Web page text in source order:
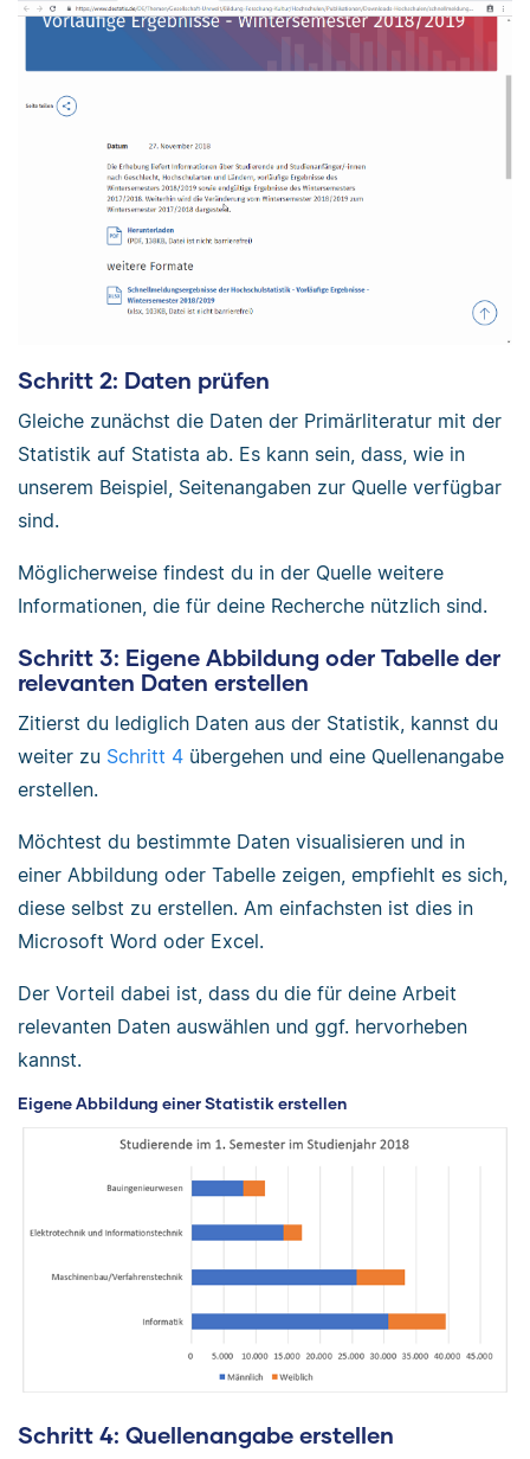
Schritt 2: Daten prüfen
Gleiche zunächst die Daten der Primärliteratur mit der
Statistik auf Statista ab. Es kann sein, dass, wie in
unserem Beispiel, Seitenangaben zur Quelle verfügbar
sind.
Möglicherweise findest du in der Quelle weitere
Informationen, die für deine Recherche nützlich sind.
Schritt 3: Eigene Abbildung oder Tabelle der
relevanten Daten erstellen
Zitierst du lediglich Daten aus der Statistik, kannst du
weiter zu Schritt 4 übergehen und eine Quellenangabe
erstellen.
Möchtest du bestimmte Daten visualisieren und in
einer Abbildung oder Tabelle zeigen, empfiehlt es sich,
diese selbst zu erstellen. Am einfachsten ist dies in
Microsoft Word oder Excel.
Der Vorteil dabei ist, dass du die für deine Arbeit
relevanten Daten auswählen und ggf. hervorheben
kannst.
Eigene Abbildung einer Statistik erstellen
Schritt 4: Quellenangabe erstellen